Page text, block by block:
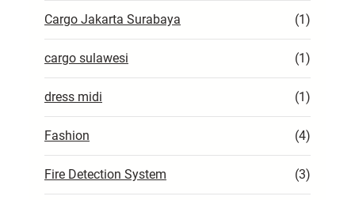
Cargo Jakarta Surabaya (1)
cargo sulawesi (1)
dress midi (1)
Fashion (4)
Fire Detection System (3)